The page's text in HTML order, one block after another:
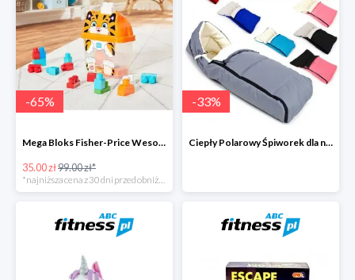
-65%
Mega Bloks Fisher-Price Wesoły Tygrysek
35.00 zł99.00 zł*
*najniższa cena z 30 dni przed obniżką
-33%
Ciepły Polarowy Śpiworek dla niemowląt